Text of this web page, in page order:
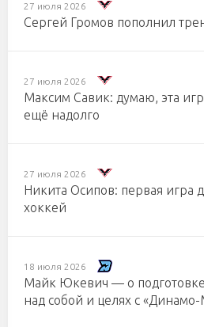
27 июля 2026
Сергей Громов пополнил
27 июля 2026
Максим Савик: думаю, эта
ещё надолго
27 июля 2026
Никита Осипов: первая игра
хоккей
18 июля 2026
Майк Юкевич — о подготовке
над собой и целях с